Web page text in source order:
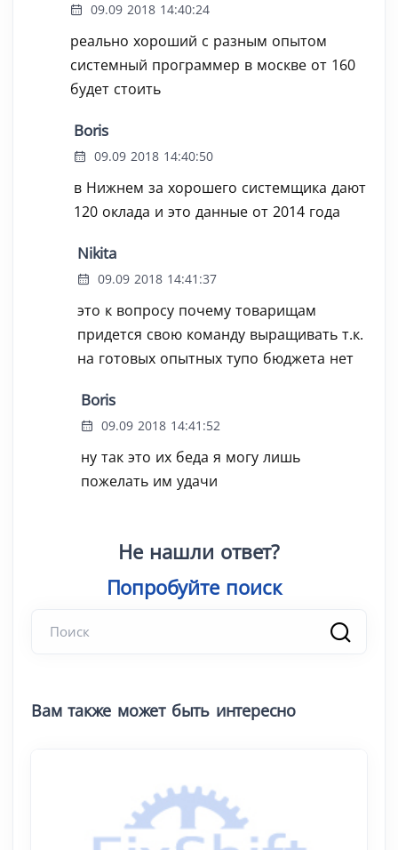
09.09 2018 14:40:24
реально хороший с разным опытом
системный программер в москве от 160
будет стоить
Boris
09.09 2018 14:40:50
в Нижнем за хорошего системщика дают
120 оклада и это данные от 2014 года
Nikita
09.09 2018 14:41:37
это к вопросу почему товарищам
придется свою команду выращивать т.к.
на готовых опытных тупо бюджета нет
Boris
09.09 2018 14:41:52
ну так это их беда я могу лишь
пожелать им удачи
Не нашли ответ?
Попробуйте поиск|
Вам также может быть интересно